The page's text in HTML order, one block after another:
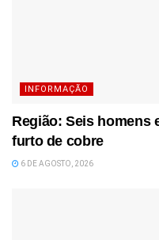
INFORMAÇÃO
Região: Seis homens
furto de cobre
6 DE AGOSTO, 2026